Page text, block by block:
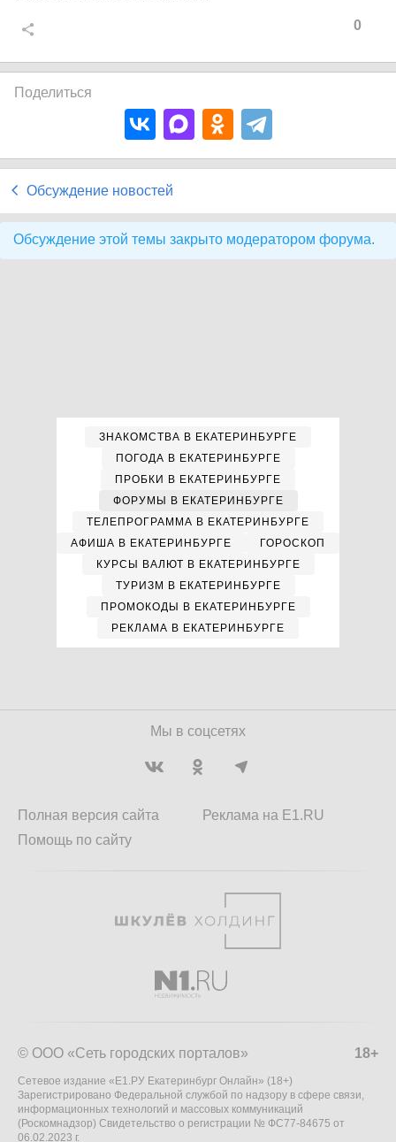
0
Поделиться
Обсуждение новостей
Обсуждение этой темы закрыто модератором форума.
ЗНАКОМСТВА В ЕКАТЕРИНБУРГЕ
ПОГОДА В ЕКАТЕРИНБУРГЕ
ПРОБКИ В ЕКАТЕРИНБУРГЕ
ФОРУМЫ В ЕКАТЕРИНБУРГЕ
ТЕЛЕПРОГРАММА В ЕКАТЕРИНБУРГЕ
АФИША В ЕКАТЕРИНБУРГЕ
ГОРОСКОП
КУРСЫ ВАЛЮТ В ЕКАТЕРИНБУРГЕ
ТУРИЗМ В ЕКАТЕРИНБУРГЕ
ПРОМОКОДЫ В ЕКАТЕРИНБУРГЕ
РЕКЛАМА В ЕКАТЕРИНБУРГЕ
Мы в соцсетях
Полная версия сайта
Помощь по сайту
Реклама на E1.RU
18+
© ООО «Сеть городских порталов»
Сетевое издание «Е1.РУ Екатеринбург Онлайн» (18+)
Зарегистрировано Федеральной службой по надзору в сфере связи,
информационных технологий и массовых коммуникаций
(Роскомнадзор) Свидетельство о регистрации № ФС77-84675 от
06.02.2023 г.